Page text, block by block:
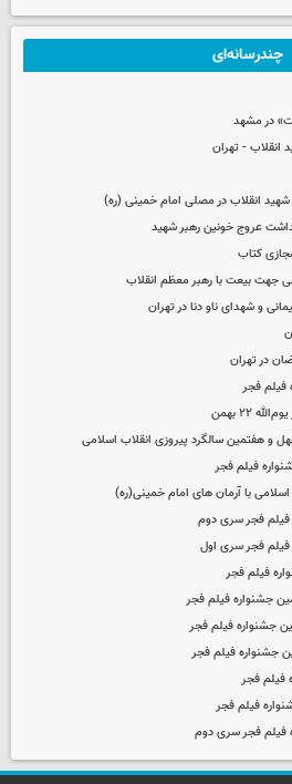
چندرسانه‌ای
در مشهد
انقلاب - تهران
شهید انقلاب در مصلی امام خمینی (ره)
عروج خونین رهبر شهید
کتاب
جهت بیعت با رهبر معظم انقلاب
و شهدای ناو دنا در تهران
در تهران
فیلم فجر
۲۲ بهمن
و هفتمین سالگرد پیروزی انقلاب اسلامی
فیلم فجر
اسلامی با آرمان های امام خمینی(ره)
فیلم فجر سری دوم
فجر سری اول
فیلم فجر
جشنواره فیلم فجر
جشنواره فیلم فجر
جشنواره فیلم فجر
فیلم فجر
فیلم فجر
فیلم فجر سری دوم